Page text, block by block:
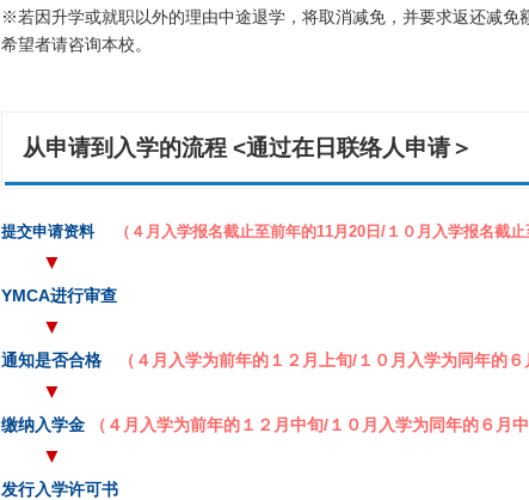
※若因升学或就职以外的理由中途退学，将取消减免，并要求返还减免
希望者请咨询本校。
从申请到入学的流程 <通过在日联络人申请＞
提交申请资料 （４月入学报名截止至前年的11月20日/１０月入学报名截
▼
YMCA进行审查
▼
通知是否合格 （４月入学为前年的１２月上旬/１０月入学为同年的
▼
缴纳入学金 （４月入学为前年的１２月中旬/１０月入学为同年的６月
▼
发行入学许可书